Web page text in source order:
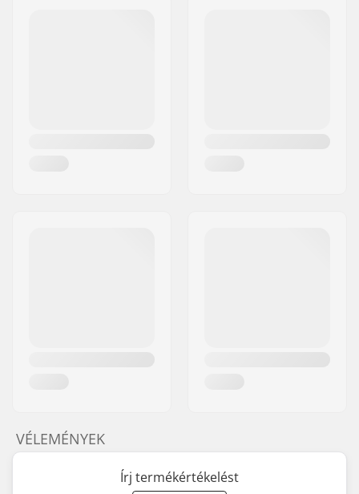
VÉLEMÉNYEK
Írj termékértékelést